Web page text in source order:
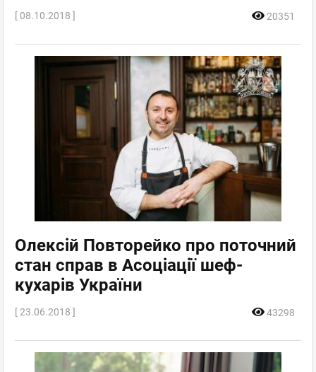
[ 08.10.2018 ] 20351
Олексій Повторейко про поточний
стан справ в Асоціації шеф-
кухарів України
[ 23.06.2018 ] 43298